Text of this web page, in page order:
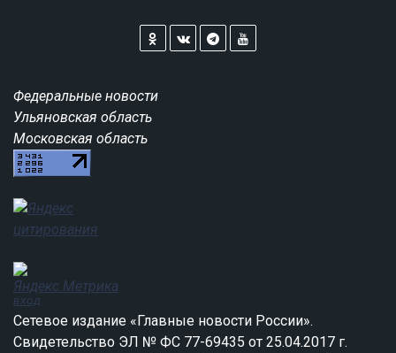
Федеральные новости
Ульяновская область
Московская область
вход
Сетевое издание «Главные новости России».
Свидетельство ЭЛ № ФС 77-69435 от 25.04.2017 г.